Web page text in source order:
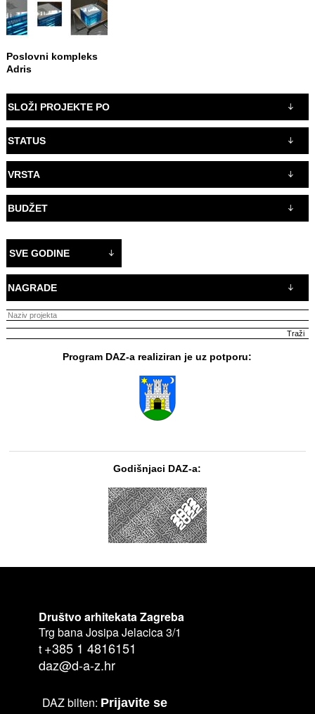
Poslovni kompleks
Adris
SLOŽI PROJEKTE PO
STATUS
VRSTA
BUDŽET
SVE GODINE
NAGRADE
Program DAZ-a realiziran je uz potporu:
Godišnjaci DAZ-a:
Društvo arhitekata Zagreba
Trg bana Josipa Jelacica 3/1
t +385 1 4816151
daz@d-a-z.hr
DAZ bilten: Prijavite se